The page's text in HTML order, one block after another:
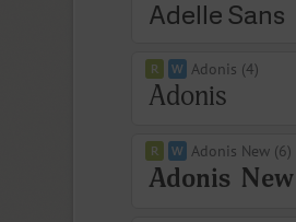
Adonis (4)
Adonis New (6)